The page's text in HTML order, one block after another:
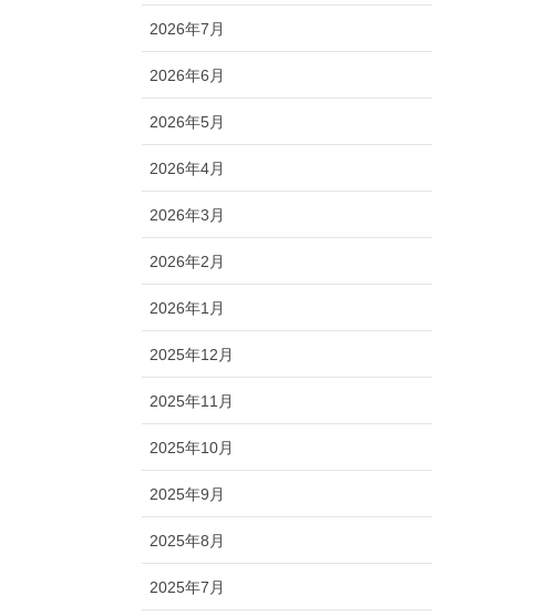
2026年7月
2026年6月
2026年5月
2026年4月
2026年3月
2026年2月
2026年1月
2025年12月
2025年11月
2025年10月
2025年9月
2025年8月
2025年7月